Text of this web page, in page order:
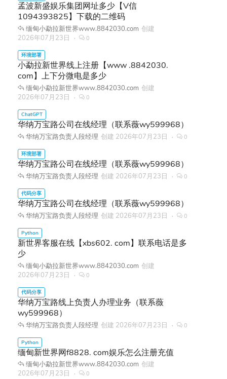
孟波新盛娱乐集团网址多少【V信
1094393825】下载的二维码
缅甸小勐拉新世界www.8842030.com 创建
2026年07月23日
0
小勐拉新世界线上注册【www .8842030.
com】上下分微电是多少
缅甸小勐拉新世界www.8842030.com 创建
2026年07月23日
0
华纳万宝路公司在线经理（联系薇wy599968）
华纳万宝路负责人段经理 创建 2026年07月23日 0
华纳万宝路公司在线经理（联系薇wy599968）
华纳万宝路负责人段经理 创建 2026年07月23日 0
华纳万宝路公司在线经理（联系薇wy599968）
华纳万宝路负责人段经理 创建 2026年07月23日 0
新世界客服在线【xbs602. com】联系电话是多
少
缅甸小勐拉新世界www.8842030.com 创建
2026年07月23日
0
华纳万宝路线上负责人办理业务（联系薇
wy599968）
华纳万宝路负责人段经理 创建 2026年07月23日 0
缅甸新世界网f8828. com娱乐怎么注册充值
缅甸小勐拉新世界www.8842030.com 创建
2026年07月23日
0